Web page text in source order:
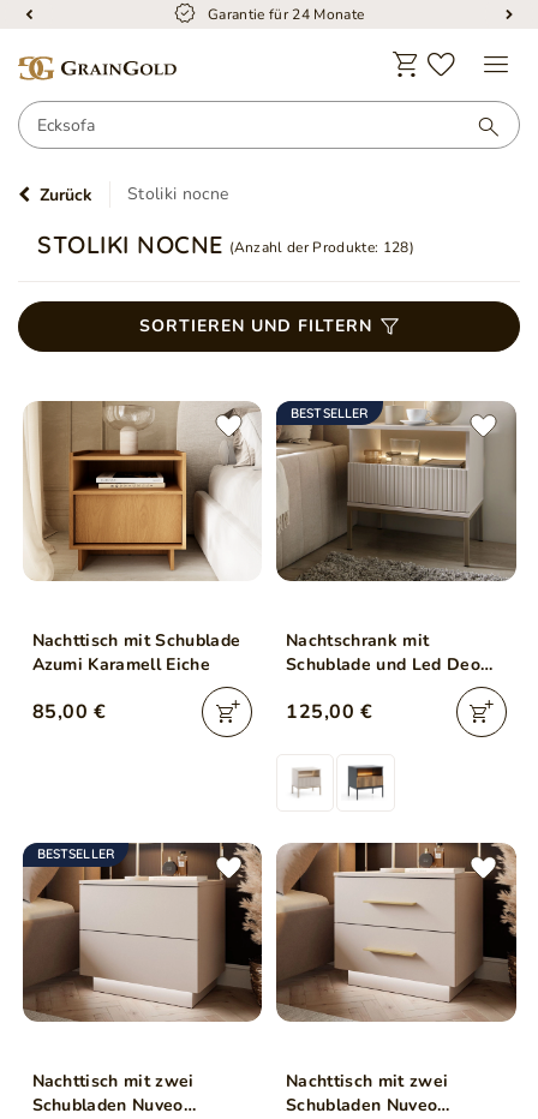
Garantie für 24 Monate
Zurück Stoliki nocne
STOLIKI NOCNE (Anzahl der Produkte: 128)
SORTIEREN UND FILTERN
Nachttisch mit Schublade
Azumi Karamell Eiche
85,00 €
BESTSELLER
Nachtschrank mit
Schublade und Led Deo
125,00 €
BESTSELLER
Nachttisch mit zwei
Schubladen Nuveo
Nachttisch mit zwei
Schubladen Nuveo